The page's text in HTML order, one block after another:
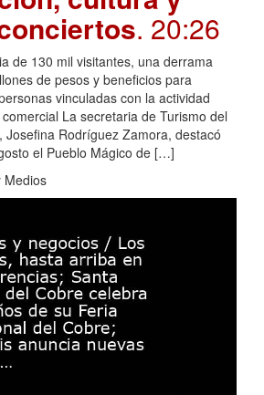
. 20:26
de 130 mil visitantes, una derrama
de pesos y beneficios para
vinculadas con la actividad
La secretaria de Turismo del
Josefina Rodríguez Zamora, destacó
el Pueblo Mágico de […]
Medios